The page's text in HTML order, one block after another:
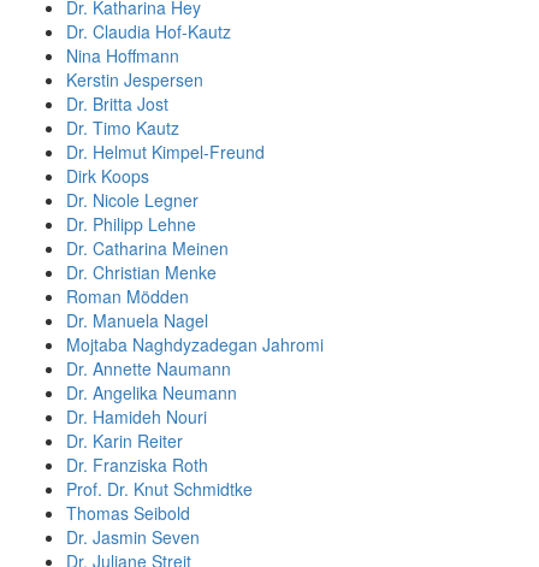
Dr. Katharina Hey
Dr. Claudia Hof-Kautz
Nina Hoffmann
Kerstin Jespersen
Dr. Britta Jost
Dr. Timo Kautz
Dr. Helmut Kimpel-Freund
Dirk Koops
Dr. Nicole Legner
Dr. Philipp Lehne
Dr. Catharina Meinen
Dr. Christian Menke
Roman Mödden
Dr. Manuela Nagel
Mojtaba Naghdyzadegan Jahromi
Dr. Annette Naumann
Dr. Angelika Neumann
Dr. Hamideh Nouri
Dr. Karin Reiter
Dr. Franziska Roth
Prof. Dr. Knut Schmidtke
Thomas Seibold
Dr. Jasmin Seven
Dr. Juliane Streit